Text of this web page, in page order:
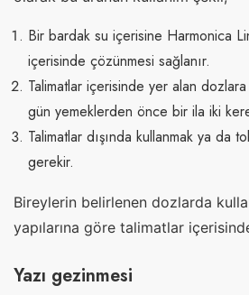
Bir bardak su içerisine Harmonica
içerisinde çözünmesi sağlanır.
Talimatlar içerisinde yer alan
gün yemeklerden önce bir ila iki
Talimatlar dışında kullanmak ya da
gerekir.
Bireylerin belirlenen dozlarda
yapılarına göre talimatlar
Yazı gezinmesi